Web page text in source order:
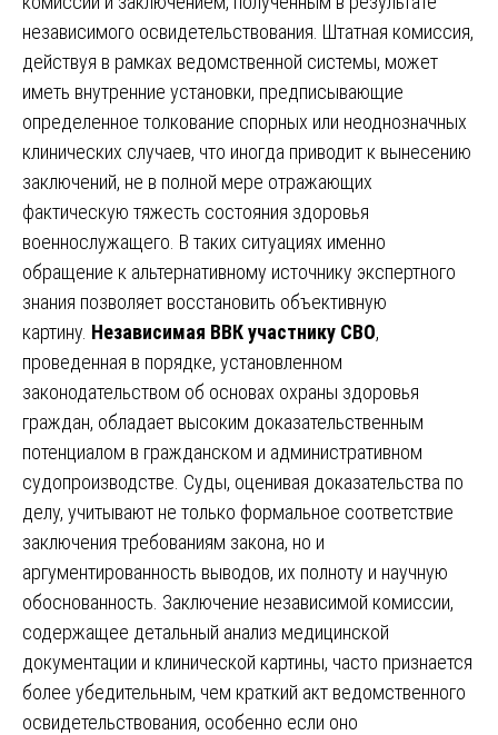
независимого освидетельствования. Штатная комиссия,
действуя в рамках ведомственной системы, может
иметь внутренние установки, предписывающие
определенное толкование спорных или неоднозначных
клинических случаев, что иногда приводит к вынесению
заключений, не в полной мере отражающих
фактическую тяжесть состояния здоровья
военнослужащего. В таких ситуациях именно
обращение к альтернативному источнику экспертного
знания позволяет восстановить объективную
картину. Независимая ВВК участнику СВО,
проведенная в порядке, установленном
законодательством об основах охраны здоровья
граждан, обладает высоким доказательственным
потенциалом в гражданском и административном
судопроизводстве. Суды, оценивая доказательства по
делу, учитывают не только формальное соответствие
заключения требованиям закона, но и
аргументированность выводов, их полноту и научную
обоснованность. Заключение независимой комиссии,
содержащее детальный анализ медицинской
документации и клинической картины, часто признается
более убедительным, чем краткий акт ведомственного
освидетельствования, особенно если оно